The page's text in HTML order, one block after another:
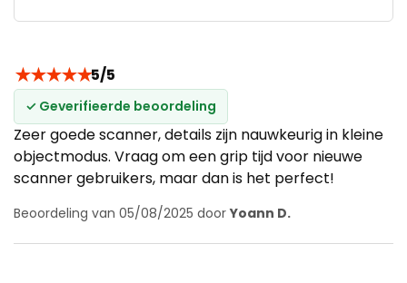
★★★★★5/5
✓ Geverifieerde beoordeling
Zeer goede scanner, details zijn nauwkeurig in kleine
objectmodus. Vraag om een grip tijd voor nieuwe
scanner gebruikers, maar dan is het perfect!
Beoordeling van 05/08/2025 doorYoann D.